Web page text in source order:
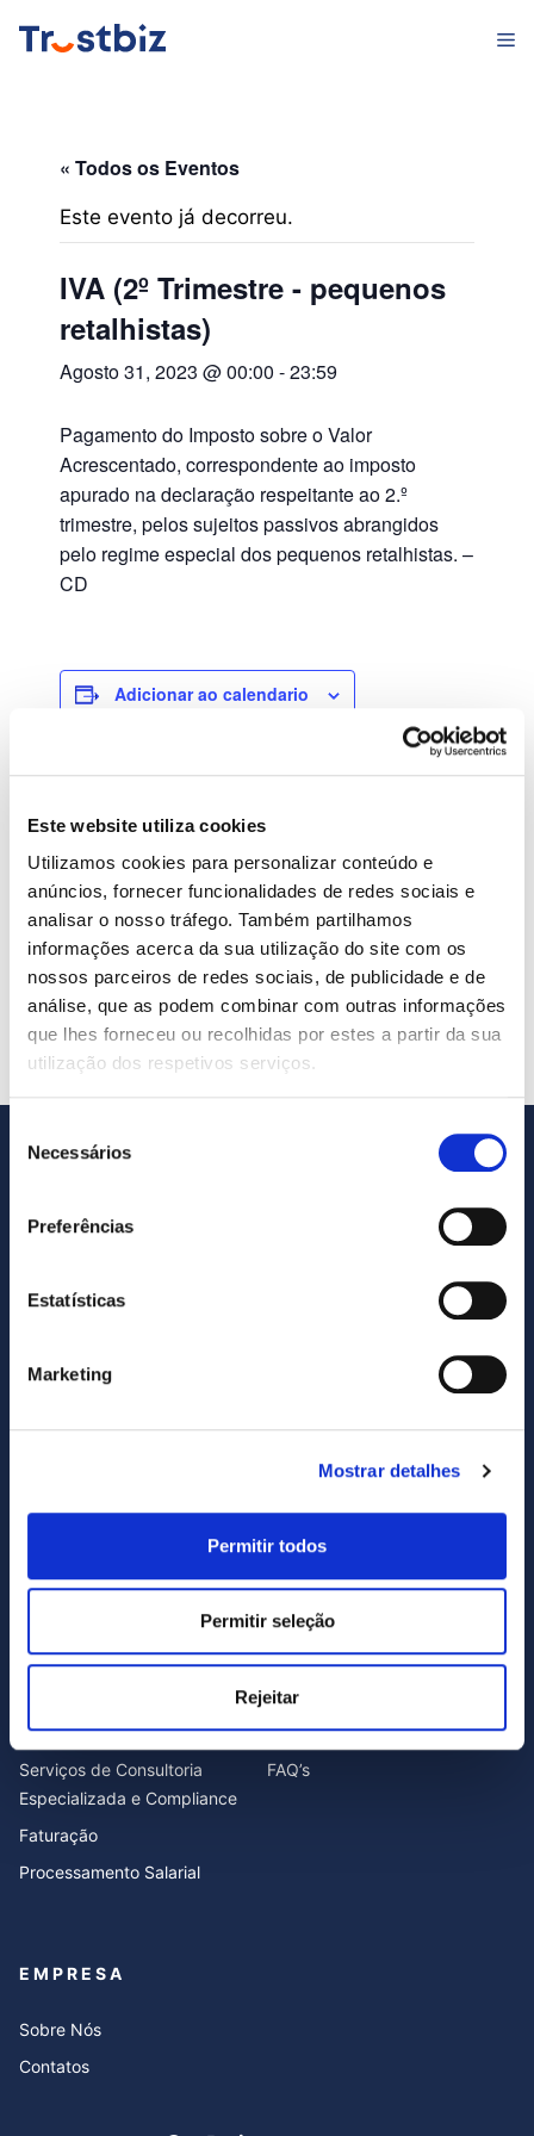
Este website utiliza cookies
Utilizamos cookies para personalizar conteúdo e
anúncios, fornecer funcionalidades de redes sociais e
analisar o nosso tráfego. Também partilhamos
informações acerca da sua utilização do site com os
nossos parceiros de redes sociais, de publicidade e de
análise, que as podem combinar com outras informações
que lhes forneceu ou recolhidas por estes a partir da sua
utilização dos respetivos serviços.
Necessários
Preferências
Estatísticas
Marketing
Mostrar detalhes
Permitir todos
Permitir seleção
Rejeitar
para
« Todos os Eventos
Este evento já decorreu.
IVA (2º Trimestre - pequenos
retalhistas)
Agosto 31, 2023 @ 00:00 -23:59
Pagamento do Imposto sobre o Valor
Acrescentado, correspondente ao imposto
apurado na declaração respeitante ao 2.º
trimestre, pelos sujeitos passivos abrangidos
pelo regime especial dos pequenos retalhistas. –
CD
Adicionar ao calendario
Data:
Agosto 31, 2023
Hora:
00:00 - 23:59
SELO SAFT
Termos e Condições..
Contabilidade
Serviços de Consultoria
Especializada e Compliance
Faturação
Processamento Salarial
Blog
FAQ’s
EMPRESA
Sobre Nós
Contatos